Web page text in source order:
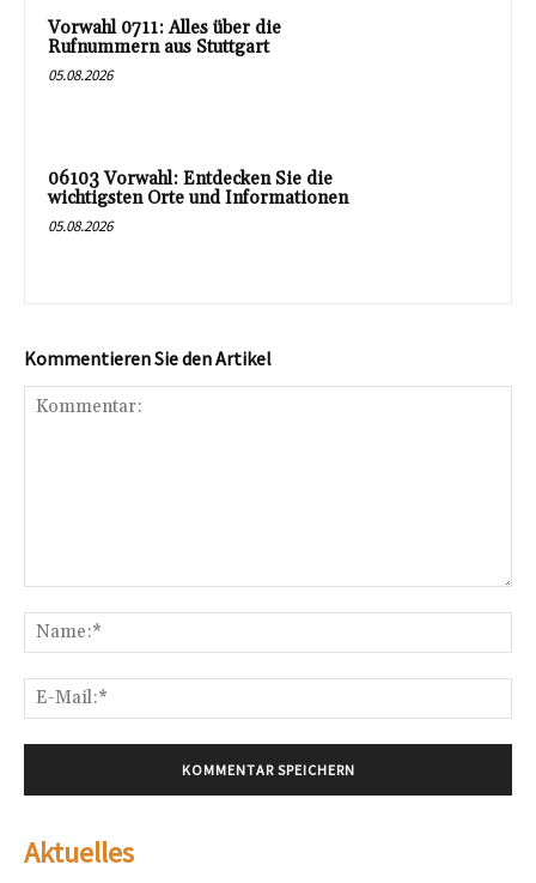
Vorwahl 0711: Alles über die
Rufnummern aus Stuttgart
05.08.2026
06103 Vorwahl: Entdecken Sie die
wichtigsten Orte und Informationen
05.08.2026
Kommentieren Sie den Artikel
Aktuelles